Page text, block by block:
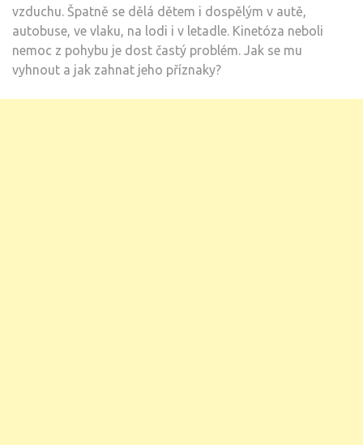
vzduchu. Špatně se dělá dětem i dospělým v autě,
autobuse, ve vlaku, na lodi i v letadle. Kinetóza neboli
nemoc z pohybu je dost častý problém. Jak se mu
vyhnout a jak zahnat jeho příznaky?